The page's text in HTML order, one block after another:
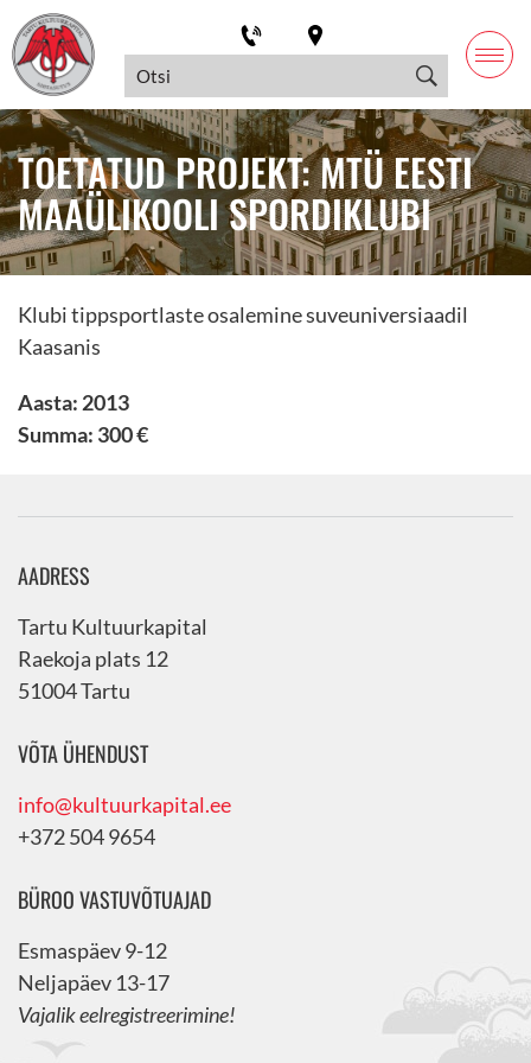
TOETATUD PROJEKT: MTÜ EESTI
MAAÜLIKOOLI SPORDIKLUBI
Klubi tippsportlaste osalemine suveuniversiaadil
Kaasanis
Aasta: 2013
Summa: 300 €
AADRESS
Tartu Kultuurkapital
Raekoja plats 12
51004 Tartu
VÕTA ÜHENDUST
info@kultuurkapital.ee
+372 504 9654
BÜROO VASTUVÕTUAJAD
Esmaspäev 9-12
Neljapäev 13-17
Vajalik eelregistreerimine!